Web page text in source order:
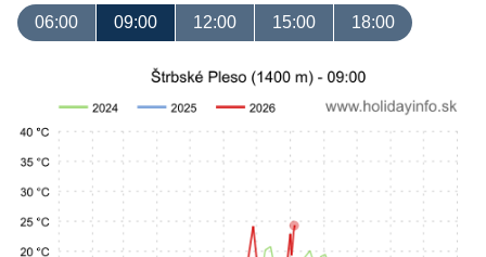
06:00 09:00 12:00 15:00 18:00